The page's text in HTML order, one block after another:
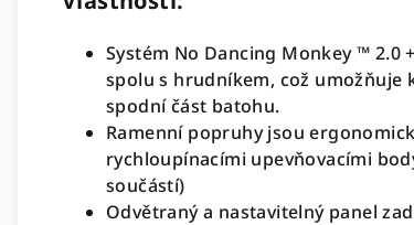
Systém No Dancing Monkey ™
spolu s hrudníkem, což umožňuje
spodní část batohu.
Ramenní popruhy jsou
rychloupínacími upevňovacími
součástí)
Odvětraný a nastavitelný panel